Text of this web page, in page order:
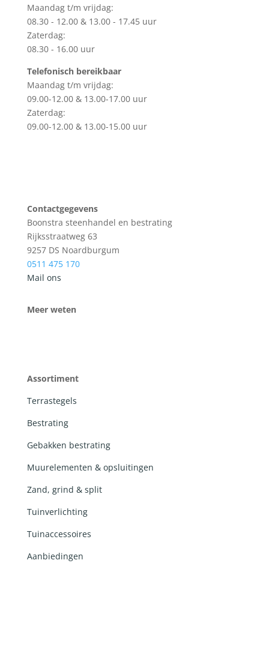
Maandag t/m vrijdag:
08.30 - 12.00 & 13.00 - 17.45 uur
Zaterdag:
08.30 - 16.00 uur
Telefonisch bereikbaar
Maandag t/m vrijdag:
09.00-12.00 & 13.00-17.00 uur
Zaterdag:
09.00-12.00 & 13.00-15.00 uur
Contactgegevens
Boonstra steenhandel en bestrating
Rijksstraatweg 63
9257 DS Noardburgum
0511 475 170
Mail ons
Meer weten
Assortiment
Terrastegels
Bestrating
Gebakken bestrating
Muurelementen & opsluitingen
Zand, grind & split
Tuinverlichting
Tuinaccessoires
Aanbiedingen